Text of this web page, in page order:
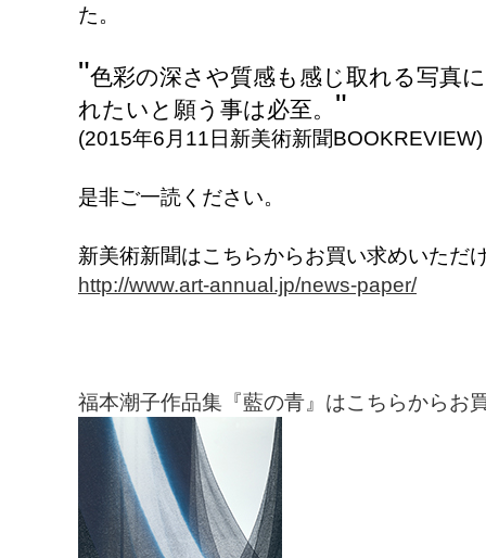
た。
"色彩の深さや質感も感じ取れる写真
れたいと願う事は必至。 "
(2015年6月11日新美術新聞BOOKREVIEW)
是非ご一読ください。
新美術新聞はこちらからお買い求めいただ
http://www.art-annual.jp/news-paper/
福本潮子作品集『藍の青』はこちらからお